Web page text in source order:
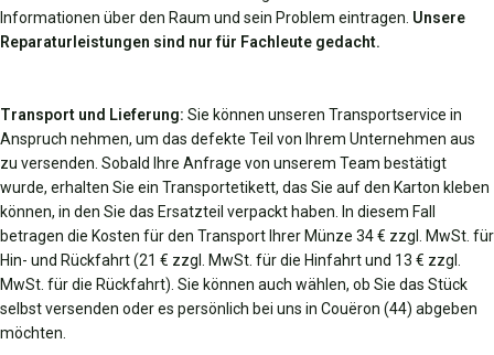
Informationen über den Raum und sein Problem eintragen. Unsere
Reparaturleistungen sind nur für Fachleute gedacht.
Transport und Lieferung: Sie können unseren Transportservice in
Anspruch nehmen, um das defekte Teil von Ihrem Unternehmen aus
zu versenden. Sobald Ihre Anfrage von unserem Team bestätigt
wurde, erhalten Sie ein Transportetikett, das Sie auf den Karton kleben
können, in den Sie das Ersatzteil verpackt haben. In diesem Fall
betragen die Kosten für den Transport Ihrer Münze 34 € zzgl. MwSt. für
Hin- und Rückfahrt (21 € zzgl. MwSt. für die Hinfahrt und 13 € zzgl.
MwSt. für die Rückfahrt). Sie können auch wählen, ob Sie das Stück
selbst versenden oder es persönlich bei uns in Couëron (44) abgeben
möchten.